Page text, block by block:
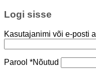
Logi sisse
Kasutajanimi või e-posti
Parool *Nõutud